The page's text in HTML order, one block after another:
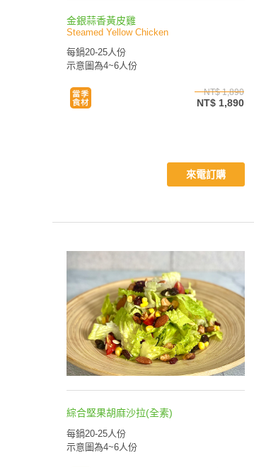
金銀蒜香黃皮雞
Steamed Yellow Chicken
每鍋20-25人份
示意圖為4~6人份
NT$ 1,890
NT$ 1,890
來電訂購
綜合堅果胡麻沙拉(全素)
每鍋20-25人份
示意圖為4~6人份